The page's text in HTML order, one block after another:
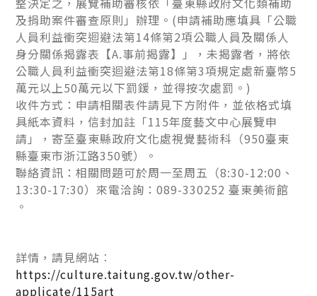
及捐助案件審查原則」辦理。(申請補助應填具「公職
人員利益衝突迴避法第14條第2項公職人員及關係人
身分關係揭露表【A.事前揭露】」，未揭露者，將依
公職人員利益衝突迴避法第18條第3項規定處新臺幣5
萬元以上50萬元以下罰鍰，並得按次處罰。)
收件方式：申請相關表件請見下方附件，並依格式填
具紙本資料，信封加註「115年度藝文中心展覽申
請」，寄至臺東縣政府文化處視覺藝術科（950臺東
縣臺東市浙江路350號）。
聯絡資訊：相關問題可於周一至周五（8:30-12:00、
13:30-17:30）來電洽詢：089-330252 臺東美術館
。
詳情，請見網站︰
https://culture.taitung.gov.tw/other-
applicate/115art